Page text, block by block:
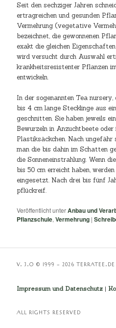
Seit den sechziger Jahren
ertragreichen und gesunden
Vermehrung (vegetative
bezeichnet, die gewonnenen
exakt die gleichen
wird versucht durch Auswahl
krankheitsresistenter Pflanzen
entwickeln.
In der sogenannten Tea
bis 4 cm lange Stecklinge aus
geschnitten. Sie haben jeweils
Bewurzeln in Anzuchtbeete
Plastiksäckchen. Nach
man die bis dahin im Schatten
die Sonneneinstrahlung. Wenn
bis 50 cm erreicht haben,
eingesetzt. Nach drei bis fünf
pflückreif.
Veröffentlicht unterAnbau und
Pflanzschule,Vermehrung |
V. 3.O © 1999 – 2026 TERRATEE.DE
Impressum und Datenschutz |
ALL RIGHTS RESERVED